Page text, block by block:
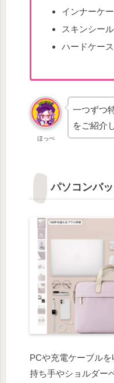
インナーケ
スキンシール
ハードケース
ほっぺ
一つずつ
をご紹介
パソコンバ
PCや充電ケーブルを
持ち手やショルダー